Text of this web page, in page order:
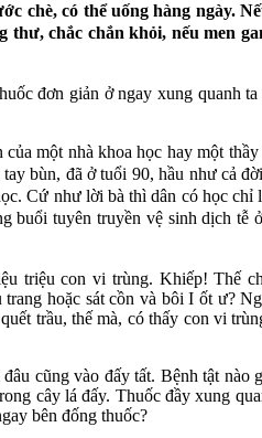
chè, có thể uống hàng ngày.
chắc chắn khỏi, nếu men
đơn giản ở ngay xung quanh
một nhà khoa học hay một
bùn, đã ở tuổi 90, hầu như cả
Cứ như lời bà thì dân có học chỉ
tuyên truyền vệ sinh dịch tễ
triệu con vi trùng. Khiếp! Thế
hoặc sát cồn và bôi I ốt ư?
trầu, thế mà, có thấy con vi
cũng vào đấy tất. Bệnh tật nào
cây lá đấy. Thuốc đầy xung
bên đống thuốc?